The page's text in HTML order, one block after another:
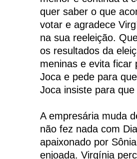
quer saber o que
votar e agradece
na sua reeleição.
os resultados da
meninas e evita ficar
Joca e pede para
Joca insiste para
A empresária muda
não fez nada com
apaixonado por
enjoada. Virgínia